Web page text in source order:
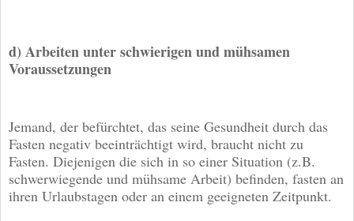
d) Arbeiten unter schwierigen und mühsamen
Voraussetzungen
Jemand, der befürchtet, das seine Gesundheit durch das
Fasten negativ beeinträchtigt wird, braucht nicht zu
Fasten. Diejenigen die sich in so einer Situation (z.B.
schwerwiegende und mühsame Arbeit) befinden, fasten an
ihren Urlaubstagen oder an einem geeigneten Zeitpunkt.